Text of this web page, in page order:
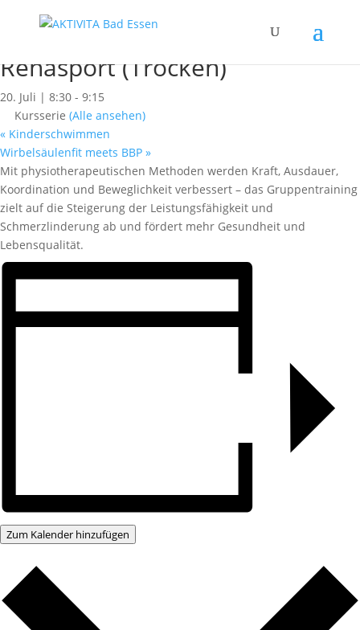
« Alle Kurse
Rehasport (Trocken)
20. Juli | 8:30 - 9:15
Kursserie (Alle ansehen)
« Kinderschwimmen
Wirbelsäulenfit meets BBP »
Mit physiotherapeutischen Methoden werden Kraft, Ausdauer,
Koordination und Beweglichkeit verbessert – das Gruppentraining
zielt auf die Steigerung der Leistungsfähigkeit und
Schmerzlinderung ab und fördert mehr Gesundheit und
Lebensqualität.
Zum Kalender hinzufügen